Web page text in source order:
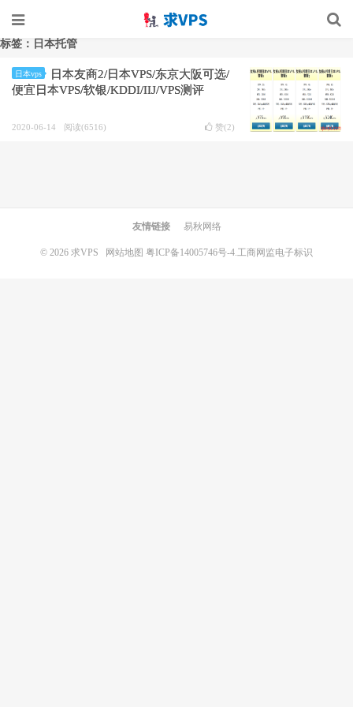
标签：日本托管
日本vps
日本友商2/日本VPS/东京大阪可选/
便宜日本VPS/软银/KDDI/IIJ/VPS测评
2020-06-14 阅读(6516) 赞(2)
友情链接 易秋网络
© 2026 求VPS 网站地图 粤ICP备14005746号-4.工商网监电子标识